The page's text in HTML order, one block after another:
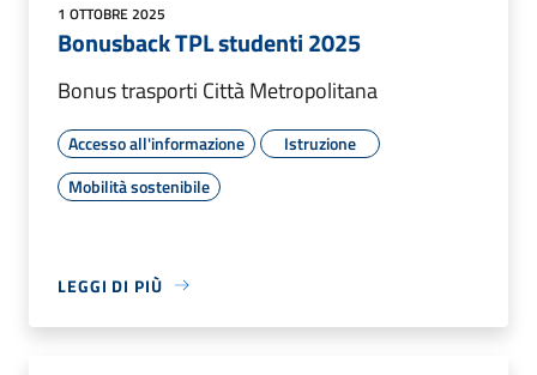
1 OTTOBRE 2025
Bonusback TPL studenti 2025
Bonus trasporti Città Metropolitana
Accesso all'informazione
Istruzione
Mobilità sostenibile
LEGGI DI PIÙ